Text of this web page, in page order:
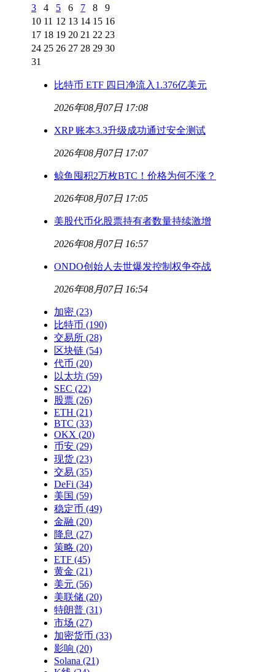
3
4 5 6 7 8
9
10 11 12 13 14 15 16
17 18 19 20 21 22 23
24 25 26 27 28 29 30
31
比特币 ETF 四日净流入1.376亿美元
2026年08月07日 17:08
XRP 账本3.3升级成功通过安全测试
2026年08月07日 17:07
鲸鱼囤积2万枚BTC！价格为何不涨？
2026年08月07日 17:05
美股代币化股票持有者数量持续激增
2026年08月07日 16:57
ONDO创始人去世爆发控制权争夺战
2026年08月07日 16:54
加密 (23)
比特币 (190)
交易所 (28)
区块链 (54)
代币 (20)
以太坊 (59)
SEC (22)
股票 (26)
ETH (21)
BTC (33)
OKX (20)
币安 (29)
现货 (23)
交易 (35)
DeFi (34)
美国 (59)
稳定币 (49)
金融 (20)
降息 (27)
策略 (20)
ETF (45)
黄金 (21)
美元 (56)
美联储 (20)
特朗普 (31)
市场 (27)
加密货币 (33)
影响 (20)
Solana (21)